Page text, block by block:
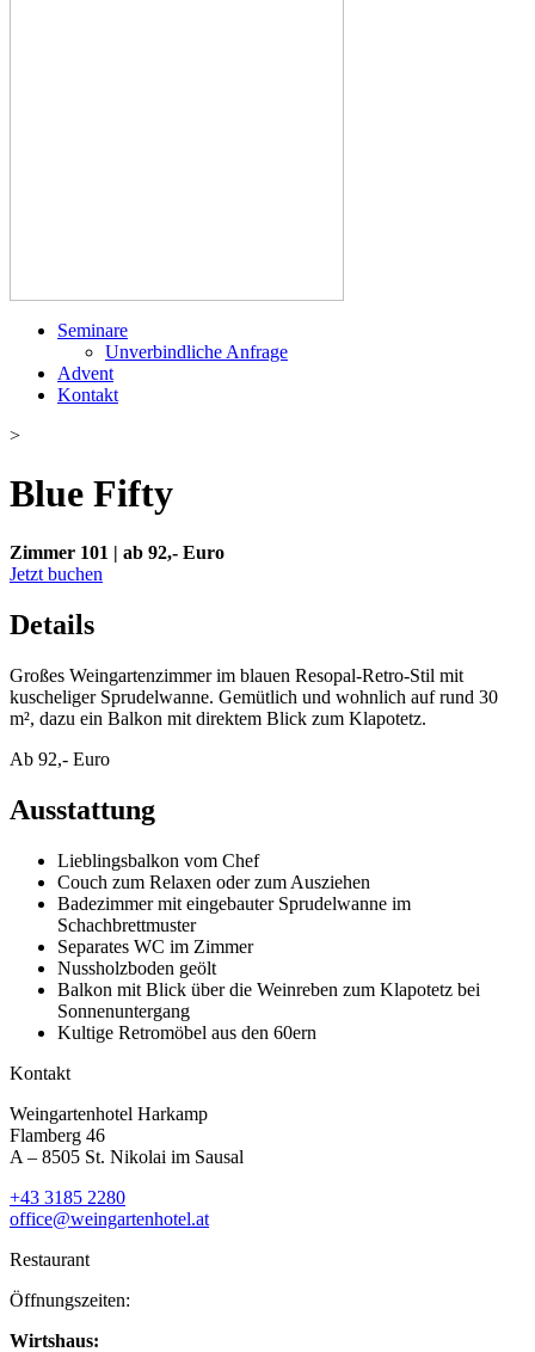
Seminare
Unverbindliche Anfrage
Advent
Kontakt
>
Blue Fifty
Zimmer 101 | ab 92,- Euro
Jetzt buchen
Details
Großes Weingartenzimmer im blauen Resopal-Retro-Stil mit
kuscheliger Sprudelwanne. Gemütlich und wohnlich auf rund 30
m², dazu ein Balkon mit direktem Blick zum Klapotetz.
Ab 92,- Euro
Ausstattung
Lieblingsbalkon vom Chef
Couch zum Relaxen oder zum Ausziehen
Badezimmer mit eingebauter Sprudelwanne im
Schachbrettmuster
Separates WC im Zimmer
Nussholzboden geölt
Balkon mit Blick über die Weinreben zum Klapotetz bei
Sonnenuntergang
Kultige Retromöbel aus den 60ern
Kontakt
Weingartenhotel Harkamp
Flamberg 46
A – 8505 St. Nikolai im Sausal
+43 3185 2280
office@weingartenhotel.at
Restaurant
Öffnungszeiten:
Wirtshaus: